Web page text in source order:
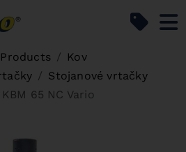
Products
Kov
Stojanové vrtačky
65 NC Vario